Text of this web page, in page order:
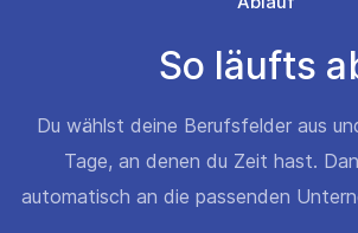
So läufts
Du wählst deine Berufsfelder aus
Tage, an denen du Zeit hast.
automatisch an die passenden